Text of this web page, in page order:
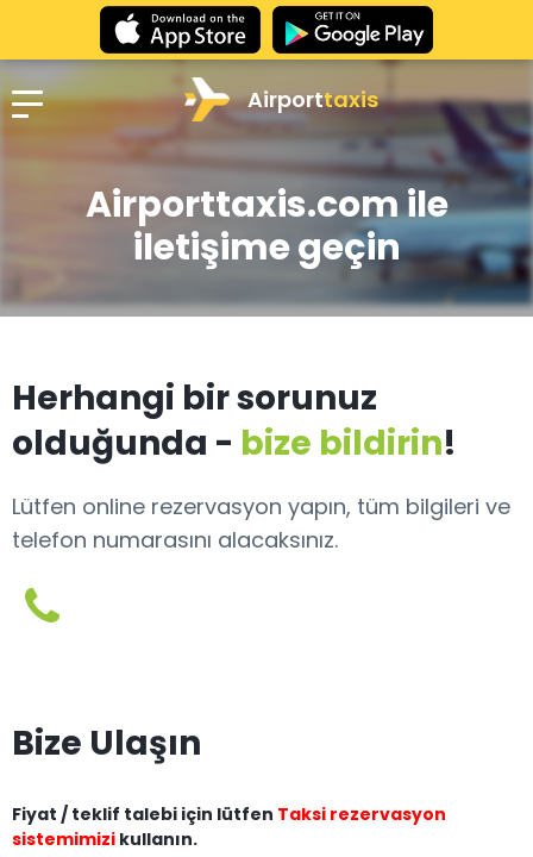
Airporttaxis
Airporttaxis.com ile
iletişime geçin
Herhangi bir sorunuz
olduğunda - bize bildirin!
Lütfen online rezervasyon yapın, tüm bilgileri ve
telefon numarasını alacaksınız.
Bize Ulaşın
Fiyat / teklif talebi için lütfen Taksi rezervasyon
sistemimizi kullanın.